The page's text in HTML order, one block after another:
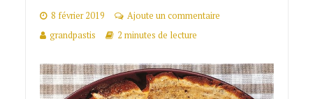
8 février 2019
Ajoute un commentaire
grandpastis
2 minutes de lecture